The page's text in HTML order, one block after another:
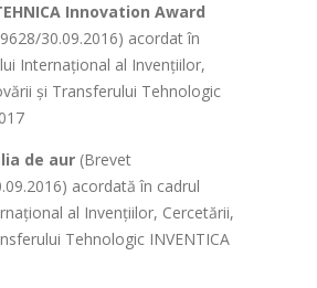
Innovation Award
30.09.2016) acordat în
Internaţional al Invenţiilor,
şi Transferului Tehnologic
de aur (Brevet
acordată în cadrul
al Invenţiilor, Cercetării,
Tehnologic INVENTICA